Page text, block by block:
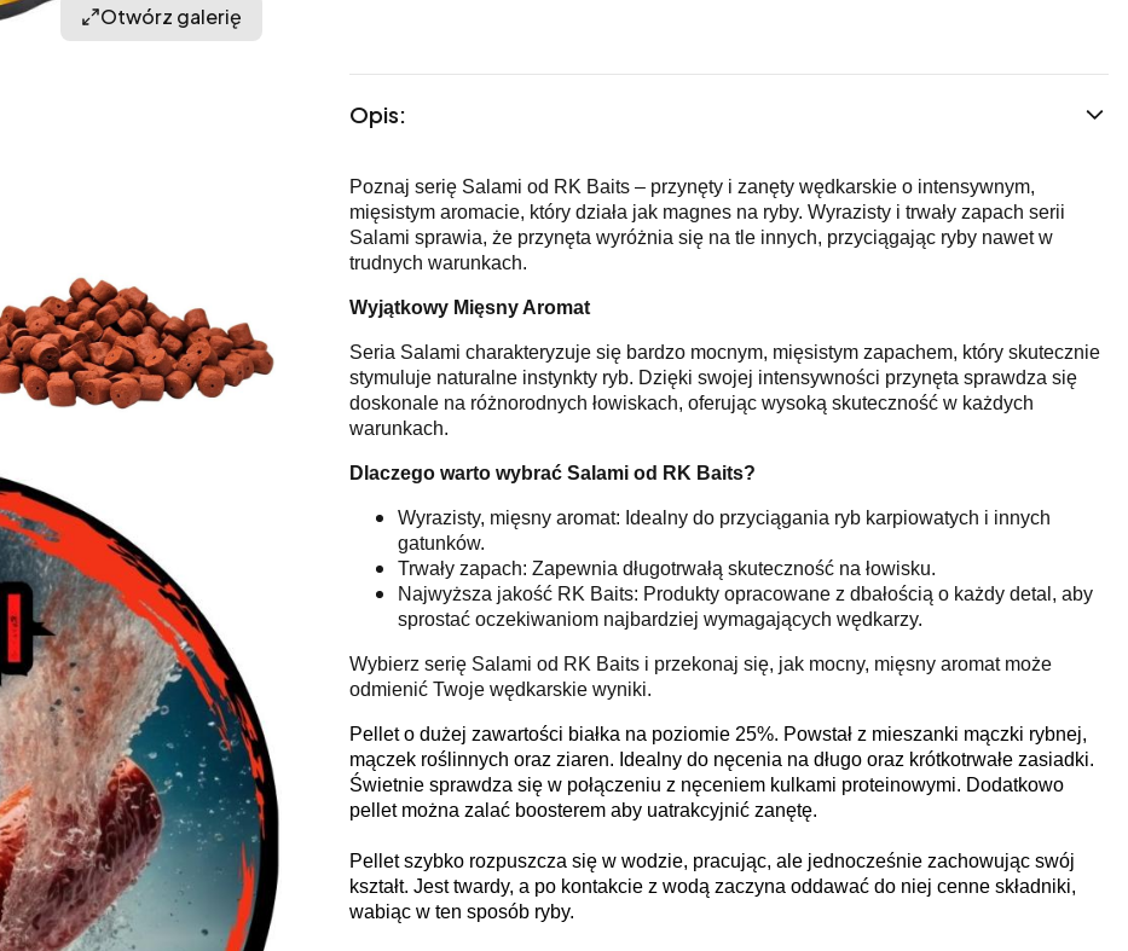
Otwórz galerię
Opis:
Poznaj serię Salami od RK Baits – przynęty i zanęty wędkarskie o intensywnym,
mięsistym aromacie, który działa jak magnes na ryby. Wyrazisty i trwały zapach serii
Salami sprawia, że przynęta wyróżnia się na tle innych, przyciągając ryby nawet w
trudnych warunkach.
Wyjątkowy Mięsny Aromat
Seria Salami charakteryzuje się bardzo mocnym, mięsistym zapachem, który skutecznie
stymuluje naturalne instynkty ryb. Dzięki swojej intensywności przynęta sprawdza się
doskonale na różnorodnych łowiskach, oferując wysoką skuteczność w każdych
warunkach.
Dlaczego warto wybrać Salami od RK Baits?
Wyrazisty, mięsny aromat: Idealny do przyciągania ryb karpiowatych i innych
gatunków.
Trwały zapach: Zapewnia długotrwałą skuteczność na łowisku.
Najwyższa jakość RK Baits: Produkty opracowane z dbałością o każdy detal, aby
sprostać oczekiwaniom najbardziej wymagających wędkarzy.
Wybierz serię Salami od RK Baits i przekonaj się, jak mocny, mięsny aromat może
odmienić Twoje wędkarskie wyniki.
Pellet o dużej zawartości białka na poziomie 25%. Powstał z mieszanki mączki rybnej,
mączek roślinnych oraz ziaren. Idealny do nęcenia na długo oraz krótkotrwałe zasiadki.
Świetnie sprawdza się w połączeniu z nęceniem kulkami proteinowymi. Dodatkowo
pellet można zalać boosterem aby uatrakcyjnić zanętę.
Pellet szybko rozpuszcza się w wodzie, pracując, ale jednocześnie zachowując swój
kształt. Jest twardy, a po kontakcie z wodą zaczyna oddawać do niej cenne składniki,
wabiąc w ten sposób ryby.